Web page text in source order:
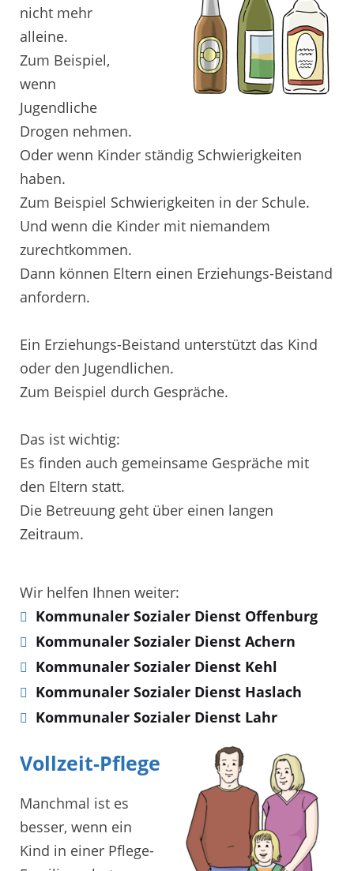
nicht mehr
alleine.
Zum Beispiel,
wenn
Jugendliche
Drogen nehmen.
Oder wenn Kinder ständig Schwierigkeiten
haben.
Zum Beispiel Schwierigkeiten in der Schule.
Und wenn die Kinder mit niemandem
zurechtkommen.
Dann können Eltern einen Erziehungs-Beistand
anfordern.
Ein Erziehungs-Beistand unterstützt das Kind
oder den Jugendlichen.
Zum Beispiel durch Gespräche.
Das ist wichtig:
Es finden auch gemeinsame Gespräche mit
den Eltern statt.
Die Betreuung geht über einen langen
Zeitraum.
Wir helfen Ihnen weiter:
Kommunaler Sozialer Dienst Offenburg
Kommunaler Sozialer Dienst Achern
Kommunaler Sozialer Dienst Kehl
Kommunaler Sozialer Dienst Haslach
Kommunaler Sozialer Dienst Lahr
Vollzeit-Pflege
Manchmal ist es
besser, wenn ein
Kind in einer Pflege-